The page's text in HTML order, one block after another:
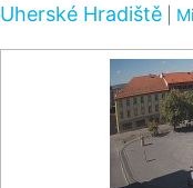
Uherské Hradiště